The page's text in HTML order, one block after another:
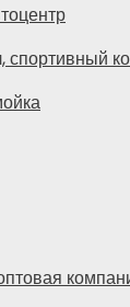
спортивный